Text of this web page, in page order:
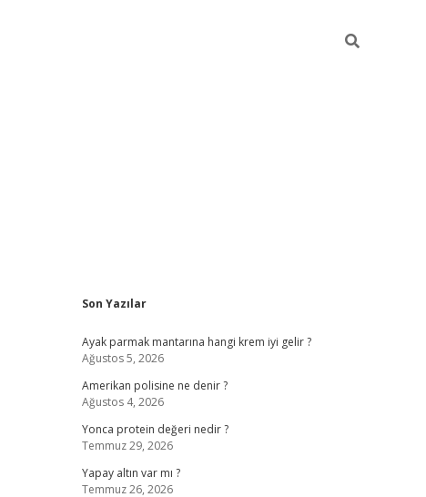
Sidebar
Son Yazılar
Ayak parmak mantarına hangi krem iyi gelir ?
Ağustos 5, 2026
Amerikan polisine ne denir ?
Ağustos 4, 2026
Yonca protein değeri nedir ?
Temmuz 29, 2026
Yapay altın var mı ?
Temmuz 26, 2026